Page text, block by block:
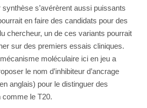
s’avérèrent aussi puissants
en faire des candidats pour des
chercheur, un de ces variants pourrait
sur des premiers essais cliniques.
mécanisme moléculaire ici en jeu a
le nom d’inhibiteur d’ancrage
anglais) pour le distinguer des
comme le T20.